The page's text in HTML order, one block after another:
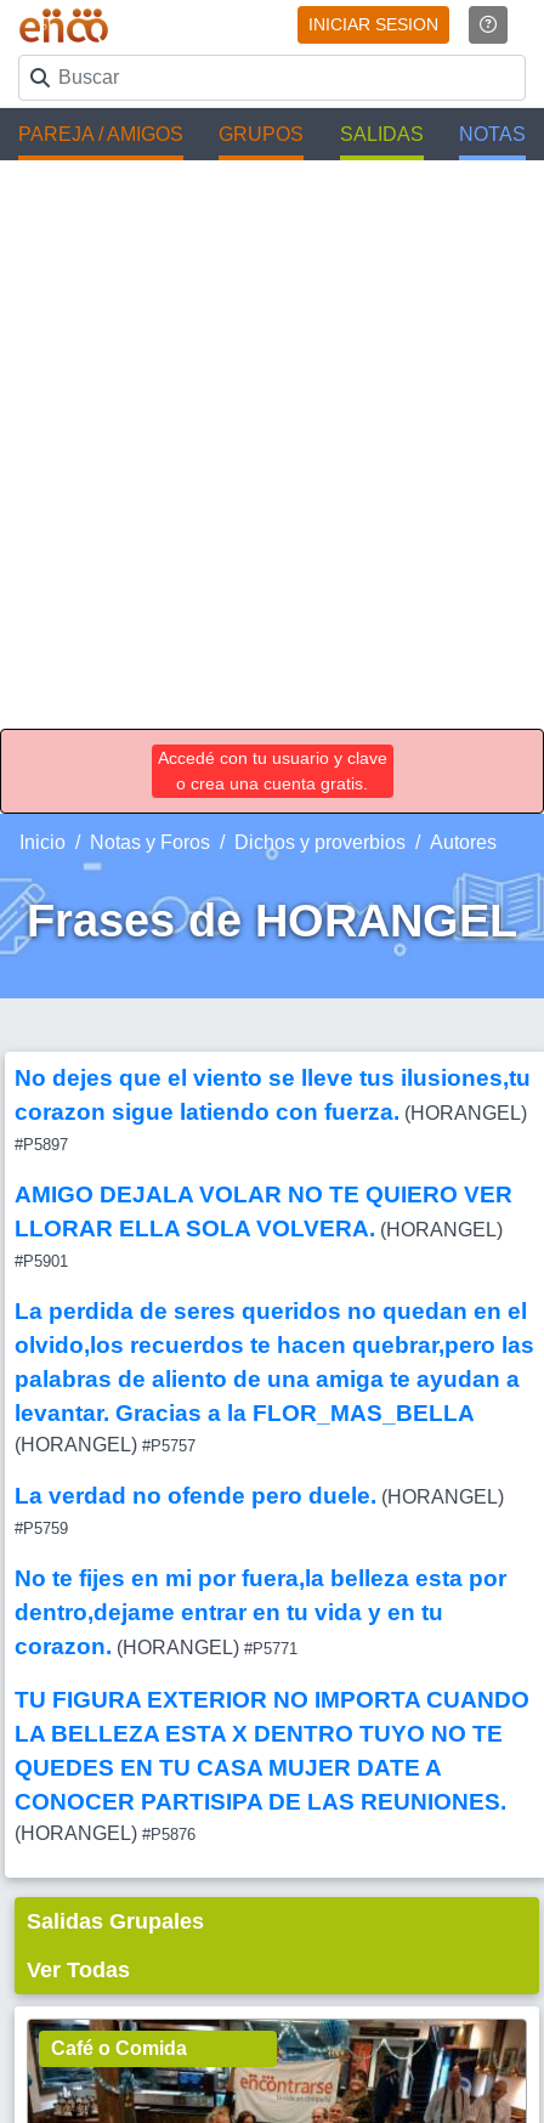
INICIAR SESION
PAREJA / AMIGOS GRUPOS SALIDAS NOTAS
Accedé con tu usuario y clave
o crea una cuenta gratis.
Inicio Notas y Foros Dichos y proverbios Autores
Frases de HORANGEL
No dejes que el viento se lleve tus ilusiones,tu
corazon sigue latiendo con fuerza. (HORANGEL)
#P5897
AMIGO DEJALA VOLAR NO TE QUIERO VER
LLORAR ELLA SOLA VOLVERA. (HORANGEL)
#P5901
La perdida de seres queridos no quedan en el
olvido,los recuerdos te hacen quebrar,pero las
palabras de aliento de una amiga te ayudan a
levantar. Gracias a la FLOR_MAS_BELLA
(HORANGEL) #P5757
La verdad no ofende pero duele. (HORANGEL)
#P5759
No te fijes en mi por fuera,la belleza esta por
dentro,dejame entrar en tu vida y en tu
corazon. (HORANGEL) #P5771
TU FIGURA EXTERIOR NO IMPORTA CUANDO
LA BELLEZA ESTA X DENTRO TUYO NO TE
QUEDES EN TU CASA MUJER DATE A
CONOCER PARTISIPA DE LAS REUNIONES.
(HORANGEL) #P5876
Salidas Grupales
Ver Todas
Café o Comida